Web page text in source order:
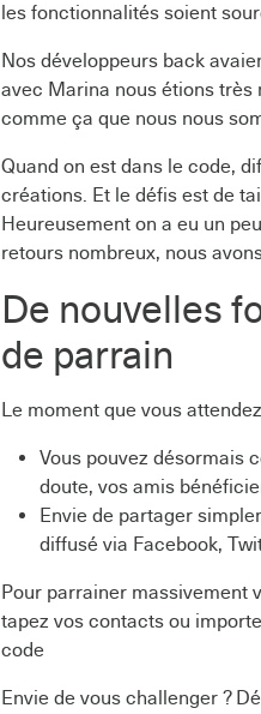
les fonctionnalités soient
Nos développeurs back
avec Marina nous étions très
comme ça que nous nous
Quand on est dans le code,
créations. Et le défis est de
Heureusement on a eu un
retours nombreux, nous
De nouvelles
de parrain
Le moment que vous
Vous pouvez désormais
doute, vos amis
Envie de partager
diffusé via Facebook,
Pour parrainer massivement
tapez vos contacts ou
code
Envie de vous challenger ?